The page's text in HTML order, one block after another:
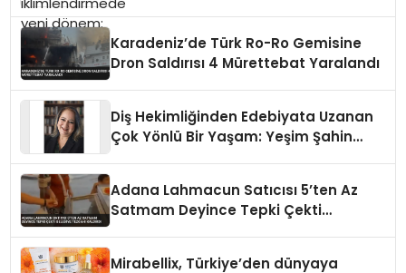
Karadeniz’de Türk Ro-Ro Gemisine
Dron Saldırısı 4 Mürettebat Yaralandı
Diş Hekimliğinden Edebiyata Uzanan
Çok Yönlü Bir Yaşam: Yeşim Şahin
Adana Lahmacun Satıcısı 5’ten Az
Satmam Deyince Tepki Çekti
Mirabellix, Türkiye’den dünyaya